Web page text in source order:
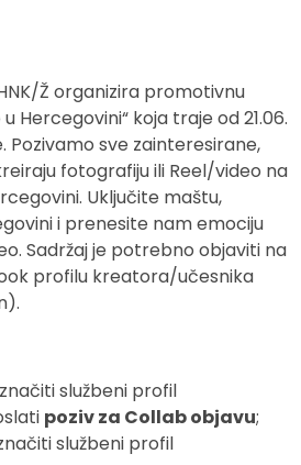
Ž organizira promotivnu
Hercegovini“ koja traje od 21.06.
Pozivamo sve zainteresirane,
fotografiju ili Reel/video na
Uključite maštu,
i prenesite nam emociju
Sadržaj je potrebno objaviti na
profilu kreatora/učesnika
službeni profil
poziv za Collab objavu;
službeni profil